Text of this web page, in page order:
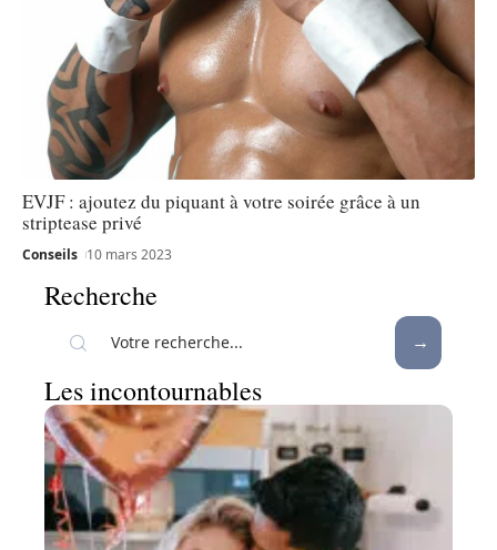
EVJF : ajoutez du piquant à votre soirée grâce à un
striptease privé
Conseils 10 mars 2023
Recherche
Les incontournables